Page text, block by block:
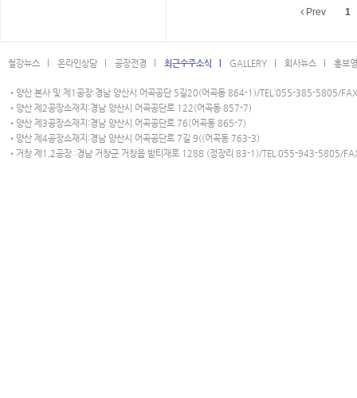
Prev 1
철강뉴스 l 온라인상담 l 공장전경 l 최근수주소식 l GALLERY l 회사뉴스 l 홍보
•양산 본사 및 제1공장:경남 양산시 어곡공단 5길20(어곡동 864-1)/TEL:055-385-5805/
•양산 제2공장소재지:경남 양산시 어곡공단로 122(어곡동 857-7)
•양산 제3공장소재지:경남 양산시 어곡공단로 76(어곡동 865-7)
•양산 제4공장소재지:경남 양산시 어곡공단로 7길 9((어곡동 763-3)
•거창 제1,2공장 :경남 거창군 거창읍 밤티재로 1288 (정장리 83-1)/TEL:055-943-5805/